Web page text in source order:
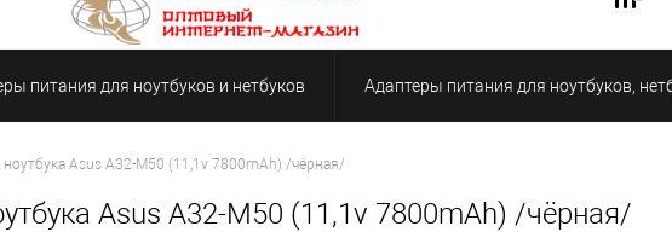
питания для ноутбуков и нетбуков Адаптеры питания для ноутбуков,
Asus A32-M50 (11,1v 7800mAh) /чёрная/
Asus A32-M50 (11,1v 7800mAh) /чёрная/